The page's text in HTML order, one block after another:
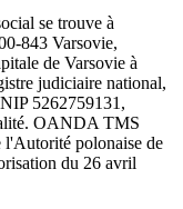
se trouve à
843 Varsovie,
de Varsovie à
judiciaire national,
5262759131,
OANDA TMS
l'Autorité polonaise de
du 26 avril